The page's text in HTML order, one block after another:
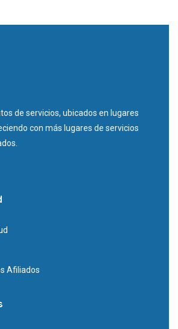
de servicios, ubicados en lugares
con más lugares de servicios
Afiliados